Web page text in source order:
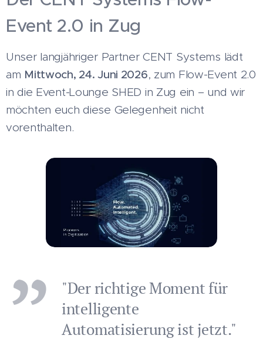
Event 2.0 in Zug
Unser langjähriger Partner CENT Systems lädt
am Mittwoch, 24. Juni 2026, zum Flow-Event 2.0
in die Event-Lounge SHED in Zug ein – und wir
möchten euch diese Gelegenheit nicht
vorenthalten.
"Der richtige Moment für
intelligente
Automatisierung ist jetzt."